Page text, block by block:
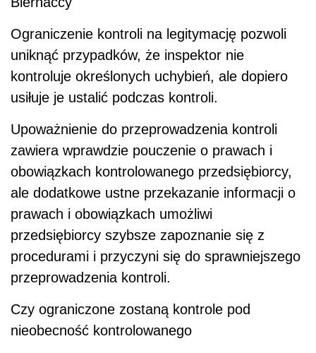
Ograniczenie kontroli na legitymację pozwoli
uniknąć przypadków, że inspektor nie
kontroluje określonych uchybień, ale dopiero
usiłuje je ustalić podczas kontroli.
Upoważnienie do przeprowadzenia kontroli
zawiera wprawdzie pouczenie o prawach i
obowiązkach kontrolowanego przedsiębiorcy,
ale dodatkowe ustne przekazanie informacji o
prawach i obowiązkach umożliwi
przedsiębiorcy szybsze zapoznanie się z
procedurami i przyczyni się do sprawniejszego
przeprowadzenia kontroli.
Czy ograniczone zostaną kontrole pod
nieobecność kontrolowanego